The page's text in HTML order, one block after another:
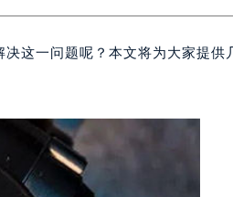
这一问题呢？本文将为大家提供